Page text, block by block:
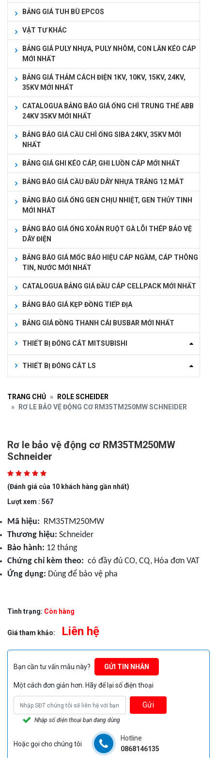
BẢNG GIÁ TUH BÙ EPCOS
VẬT TƯ KHÁC
BẢNG GIÁ PULY NHỰA, PULY NHÔM, CON LĂN KÉO CÁP
MỚI NHẤT
BẢNG GIÁ THẢM CÁCH ĐIỆN 1KV, 10KV, 15KV, 24KV,
35KV MỚI NHẤT
CATALOGUA BẢNG BÁO GIÁ ỐNG CHÌ TRUNG THẾ ABB
24KV 35KV MỚI NHẤT
BẢNG BÁO GIÁ CẦU CHÌ ỐNG SIBA 24KV, 35KV MỚI
NHẤT
BẢNG GIÁ GHI KÉO CÁP, GHI LUỒN CÁP MỚI NHẤT
BẢNG BÁO GIÁ CẦU ĐẤU DÂY NHỰA TRẮNG 12 MẮT
BẢNG BÁO GIÁ ỐNG GEN CHỊU NHIỆT, GEN THỦY TINH
MỚI NHẤT
BẢNG BÁO GIÁ ỐNG XOẮN RUỘT GÀ LÕI THÉP BẢO VỆ
DÂY ĐIỆN
BẢNG BÁO GIÁ MỐC BÁO HIỆU CÁP NGẦM, CÁP THÔNG
TIN, NƯỚC MỚI NHẤT
CATALOGUA BẢNG GIÁ ĐẦU CÁP CELLPACK MỚI NHẤT
BẢNG BÁO GIÁ KẸP ĐỒNG TIẾP ĐỊA
BẢNG GIÁ ĐỒNG THANH CÁI BUSBAR MỚI NHẤT
THIẾT BỊ ĐÓNG CẮT MITSUBISHI
THIẾT BỊ ĐÓNG CẮT LS
TRANG CHỦ
ROLE SCHEIDER
RƠ LE BẢO VỆ ĐỘNG CƠ RM35TM250MW SCHNEIDER
Rơ le bảo vệ động cơ RM35TM250MW
Schneider
(Đánh giá của 10 khách hàng gần nhất)
Lượt xem : 567
Mã hiệu: RM35TM250MW
Thương hiệu: Schneider
Bảo hành: 12 tháng
Chứng chỉ kèm theo: có đầy đủ CO, CQ, Hóa đơn VAT
Ứng dụng: Dùng để bảo vệ pha
Tình trạng: Còn hàng
Giá tham khảo: Liên hệ
Bạn cần tư vấn mẫu này? GỬI TIN NHẮN
Một cách đơn giản hơn. Hãy để lại số điện thoại
Gửi
Nhập số điện thoại bạn đang dùng
Hoặc gọi cho chúng tôi
Hotline
0868146135